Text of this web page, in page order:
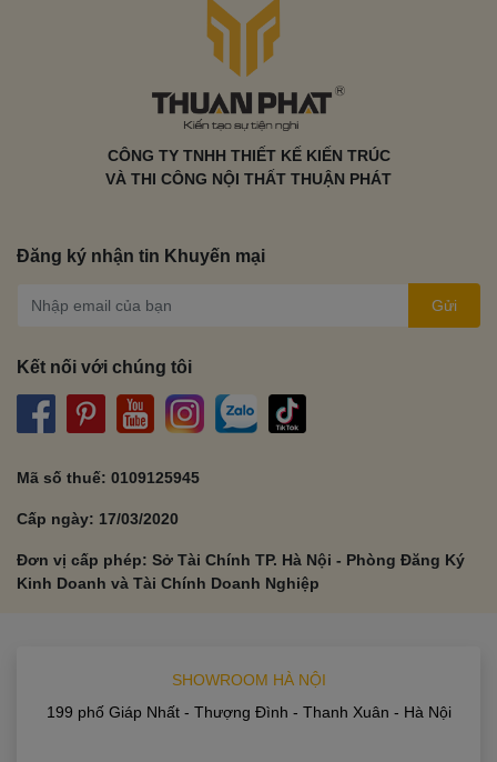
CÔNG TY TNHH THIẾT KẾ KIẾN TRÚC
VÀ THI CÔNG NỘI THẤT THUẬN PHÁT
Đăng ký nhận tin Khuyến mại
Gửi
Kết nối với chúng tôi
Mã số thuế: 0109125945
Cấp ngày: 17/03/2020
Đơn vị cấp phép: Sở Tài Chính TP. Hà Nội - Phòng Đăng Ký
Kinh Doanh và Tài Chính Doanh Nghiệp
SHOWROOM HÀ NỘI
199 phố Giáp Nhất - Thượng Đình - Thanh Xuân - Hà Nội